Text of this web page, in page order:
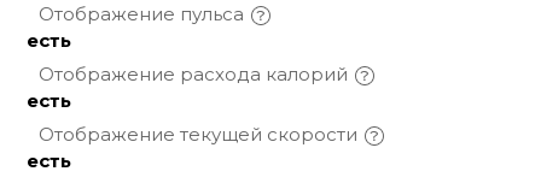
Отображение пульса
есть
Отображение расхода калорий
есть
Отображение текущей скорости
есть